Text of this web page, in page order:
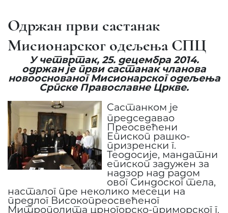
Одржан први састанак
Мисионарског одељења СПЦ
У четвртак, 25. децембра 2014.
одржан је први састанак чланова
новооснованог Мисионарског одељења
Српске Православне Цркве.
Састанком је
председавао
Преосвећени
Епископ рашко-
призренски г.
Теодосије, мандатни
епископ задужен за
надзор над радом
овог Синдоског тела,
насталог пре неколико месеци на
предлог Високопреосвећеног
Митрополита црногорско-приморског г.